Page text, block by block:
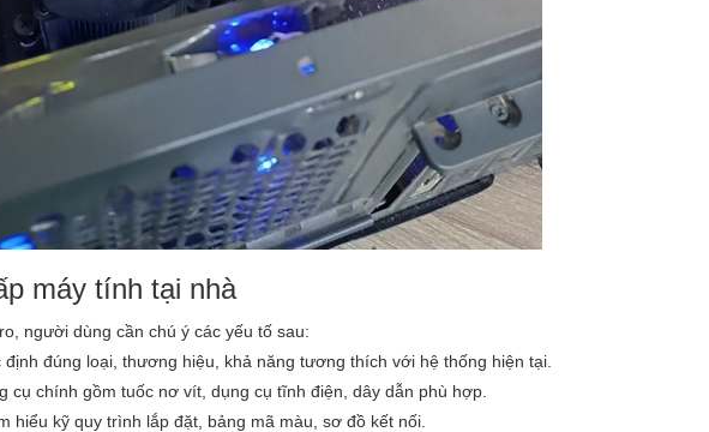
máy tính tại nhà
người dùng cần chú ý các yếu tố sau:
định đúng loại, thương hiệu, khả năng tương thích với hệ thống hiện tại.
cụ chính gồm tuốc nơ vít, dụng cụ tĩnh điện, dây dẫn phù hợp.
hiểu kỹ quy trình lắp đặt, bảng mã màu, sơ đồ kết nối.